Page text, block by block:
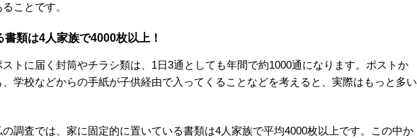
ことです。
書類は4人家族で4000枚以上！
ストに届く封筒やチラシ類は、1日3通としても年間で約1000通になります。ポストか
、学校などからの手紙が子供経由で入ってくることなどを考えると、実際はもっと多い
の調査では、家に固定的に置いている書類は4人家族で平均4000枚以上です。この中か